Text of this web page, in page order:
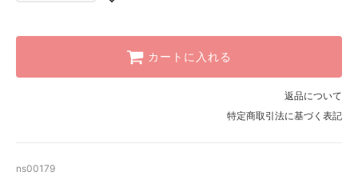
カートに入れる
返品について
特定商取引法に基づく表記
ns00179